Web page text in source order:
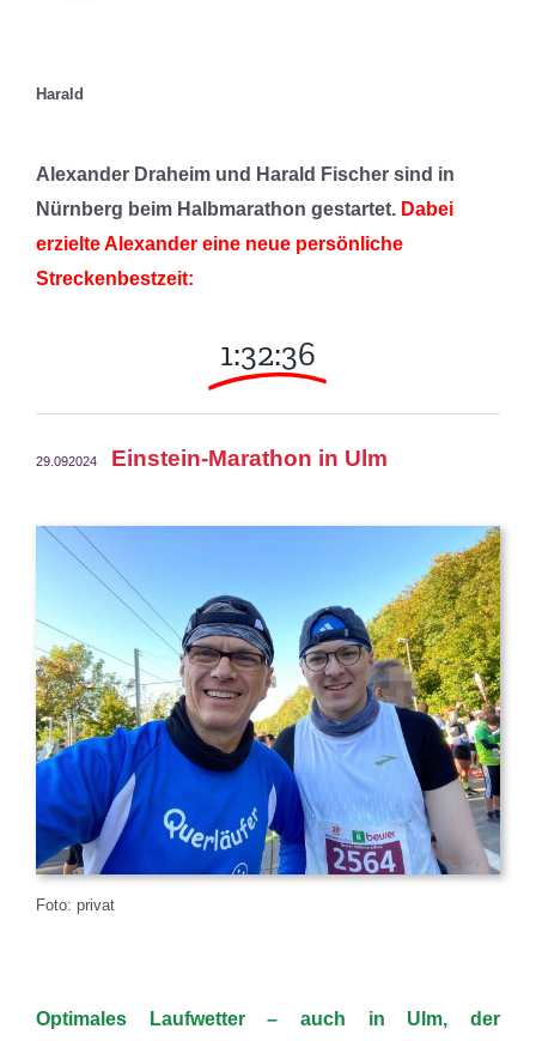
Harald
Alexander Draheim und Harald Fischer sind in
Nürnberg beim Halbmarathon gestartet. Dabei
erzielte Alexander eine neue persönliche
Streckenbestzeit:
1:32:36
29.092024 Einstein-Marathon in Ulm
Foto: privat
Optimales Laufwetter – auch in Ulm, der